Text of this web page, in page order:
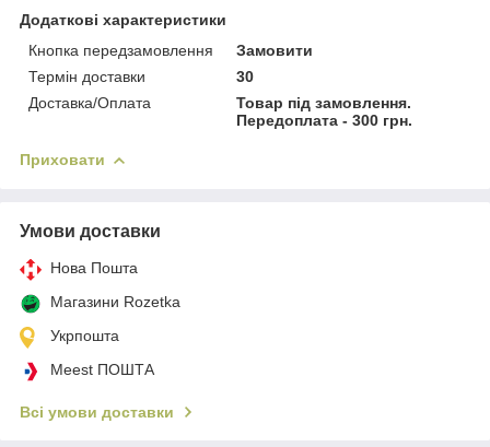
Додаткові характеристики
Кнопка передзамовлення
Замовити
Термін доставки
30
Доставка/Оплата
Товар під замовлення.
Передоплата - 300 грн.
Приховати
Умови доставки
Нова Пошта
Магазини Rozetka
Укрпошта
Meest ПОШТА
Всі умови доставки